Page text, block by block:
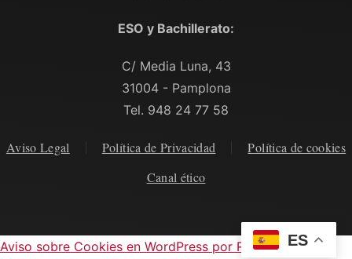
ESO y Bachillerato:
C/ Media Luna, 43
31004 - Pamplona
Tel. 948 24 77 58
Aviso Legal Política de Privacidad
Política de cookies
Canal ético
ES
Aviso sobre Cookies en WordPress por Real Cookie